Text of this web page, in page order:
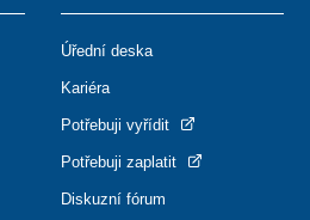
Úřední deska
Kariéra
Potřebuji vyřídit
Potřebuji zaplatit
Diskuzní fórum